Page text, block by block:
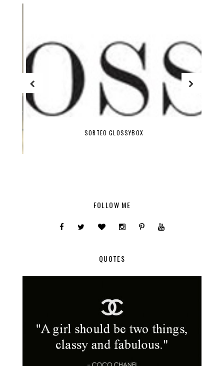
SORTEO GLOSSYBOX
FOLLOW ME
QUOTES